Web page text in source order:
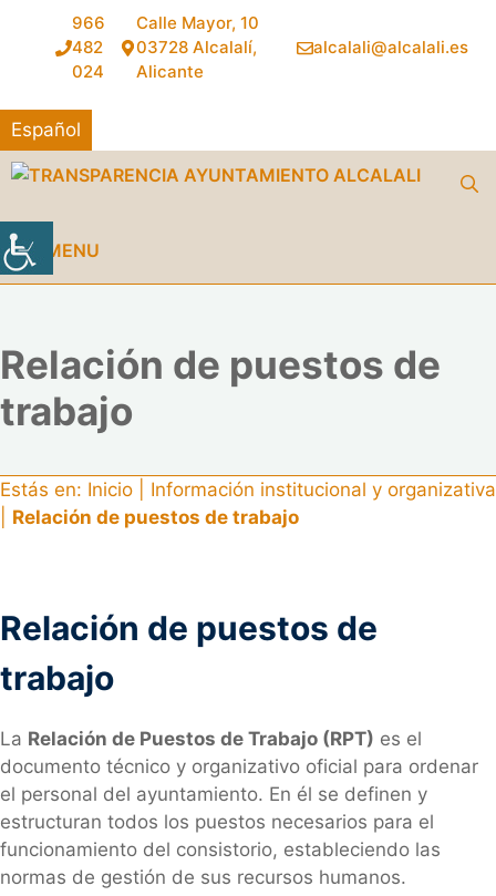
contenido
966
482
024
Calle Mayor, 10
03728 Alcalalí,
Alicante
alcalali@alcalali.es
Español
MENU
Relación de puestos de
trabajo
Estás en: Inicio
Información institucional y organizativa
Relación de puestos de trabajo
Relación de puestos de
trabajo
La Relación de Puestos de Trabajo (RPT) es el
documento técnico y organizativo oficial para ordenar
el personal del ayuntamiento. En él se definen y
estructuran todos los puestos necesarios para el
funcionamiento del consistorio, estableciendo las
normas de gestión de sus recursos humanos.